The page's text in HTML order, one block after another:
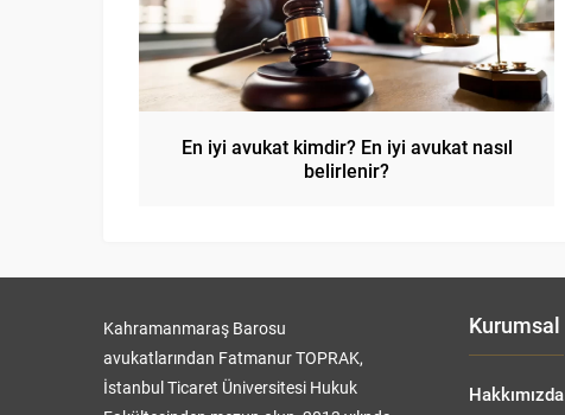
En iyi avukat kimdir? En iyi avukat nasıl
belirlenir?
Kahramanmaraş Barosu
avukatlarından Fatmanur TOPRAK,
İstanbul Ticaret Üniversitesi Hukuk
Kurumsal
Hakkımızda